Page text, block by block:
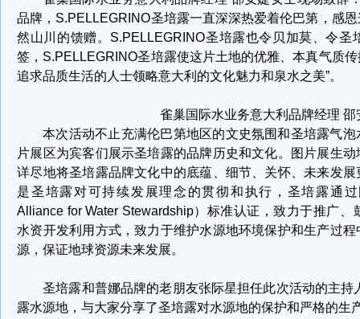
品牌，S.PELLEGRINO圣培露一直深深热爱着伦巴第，感
然山川的馈赠。S.PELLEGRINO圣培露也令贝加莫、令圣
签，S.PELLEGRINO圣培露使这片土地的优雅、本真气质
追求品质生活的人士领略意大利的文化魅力和泉水之美”。
雀巢国际水业务意大利品牌经理 邵
本次活动不止充满伦巴第地区的文史氛围和圣培露气
片展区为宾客们展示圣培露的品牌历史和文化。图片展生
详尽地将圣培露品牌文化中的底蕴、细节、关怀、未来发
是圣培露对可持续发展理念的贯彻和执行，圣培露通
Alliance for Water Stewardship）标准认证，致力于推广
水资开发利用方式，致力于维护水源地环境保护和生产过
源，保证地球资源未来发展。
圣培露和普娜品牌的老朋友张际星担任此次活动的主
露水源地，与大家分享了圣培露对水源地的保护和严格的生